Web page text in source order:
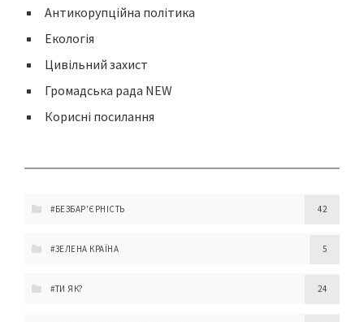
Антикорупційна політика
Екологія
Цивільний захист
Громадська рада NEW
Корисні посилання
#БЕЗБАР'ЄРНІСТЬ 42
#ЗЕЛЕНА КРАЇНА 5
#ТИ ЯК? 24